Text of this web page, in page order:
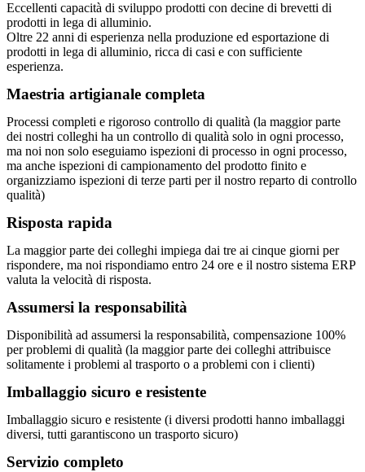
Eccellenti capacità di sviluppo prodotti con decine di brevetti di
prodotti in lega di alluminio.
Oltre 22 anni di esperienza nella produzione ed esportazione di
prodotti in lega di alluminio, ricca di casi e con sufficiente
esperienza.
Maestria artigianale completa
Processi completi e rigoroso controllo di qualità (la maggior parte
dei nostri colleghi ha un controllo di qualità solo in ogni processo,
ma noi non solo eseguiamo ispezioni di processo in ogni processo,
ma anche ispezioni di campionamento del prodotto finito e
organizziamo ispezioni di terze parti per il nostro reparto di controllo
qualità)
Risposta rapida
La maggior parte dei colleghi impiega dai tre ai cinque giorni per
rispondere, ma noi rispondiamo entro 24 ore e il nostro sistema ERP
valuta la velocità di risposta.
Assumersi la responsabilità
Disponibilità ad assumersi la responsabilità, compensazione 100%
per problemi di qualità (la maggior parte dei colleghi attribuisce
solitamente i problemi al trasporto o a problemi con i clienti)
Imballaggio sicuro e resistente
Imballaggio sicuro e resistente (i diversi prodotti hanno imballaggi
diversi, tutti garantiscono un trasporto sicuro)
Servizio completo